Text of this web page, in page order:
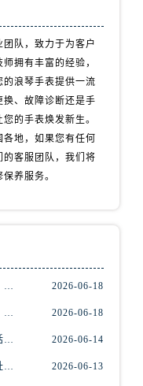
团队，致力于为客户
拥有丰富的经验，
浪琴手表提供一流
、故障诊断还是手
的手表焕发新生。
地，如果您有任何
客服团队，我们将
养服务。
亲身探访浪琴北京官方售后服务中心｜最新地址及服务热线（2026年6月最新） 2026-06-18
亲身探访浪琴北京官方售后服务中心｜最新网点地址及热线（2026年6月最新） 2026-06-18
北京浪琴官方售后服务中心｜热线电话与网点地址权威信息公示（2026年6月最新） 2026-06-14
北京浪琴官方售后服务中心｜网点地址及热线权威信息公示（2026年6月最新） 2026-06-13